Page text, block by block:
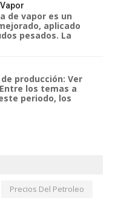
de vapor es un
aplicado
pesados. La
producción: Ver
los temas a
periodo, los
Precios Del Petroleo